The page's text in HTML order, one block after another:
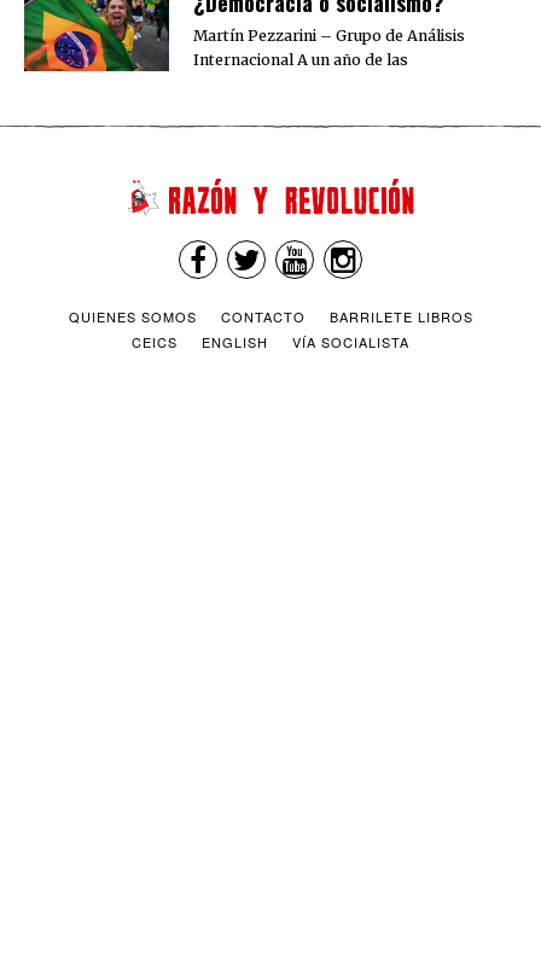
Martín Pezzarini – Grupo de Análisis
Internacional A un año de las
QUIENES SOMOS CONTACTO
BARRILETE LIBROS
CEICS
ENGLISH VÍA SOCIALISTA